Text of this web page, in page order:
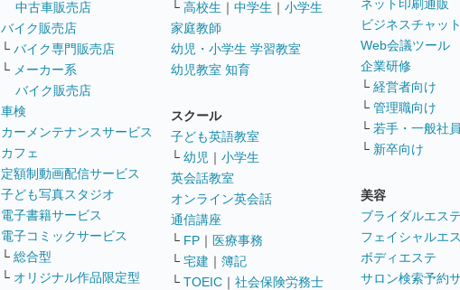
中古車販売店
バイク販売店
└ バイク専門販売店
└ メーカー系
バイク販売店
車検
カーメンテナンスサービス
カフェ
定額制動画配信サービス
子ども写真スタジオ
電子書籍サービス
電子コミックサービス
└ 総合型
└ オリジナル作品限定型
└ 高校生 ｜ 中学生 ｜ 小学生
家庭教師
幼児・小学生 学習教室
幼児教室 知育
スクール
子ども英語教室
└ 幼児 ｜ 小学生
英会話教室
オンライン英会話
通信講座
└ FP ｜ 医療事務
└ 宅建 ｜ 簿記
└ TOEIC ｜ 社会保険労務士
ネット印刷通販
ビジネスチャッ
Web会議ツール
企業研修
└ 経営者向け
└ 管理職向け
└ 若手・一般社
└ 新卒向け
美容
ブライダルエス
フェイシャルエ
ボディエステ
サロン検索予約